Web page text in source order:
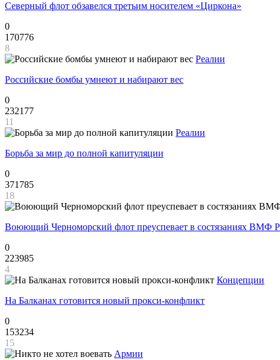
Северный флот обзавелся третьим носителем «Циркона»
0
170776
8
Реалии
Российские бомбы умнеют и набирают вес
0
232177
11
Реалии
Борьба за мир до полной капитуляции
0
371785
18
Воюющий Черноморский флот преуспевает в состязаниях ВМФ
0
223985
4
Концепции
На Балканах готовится новый прокси-конфликт
0
153234
15
Армии